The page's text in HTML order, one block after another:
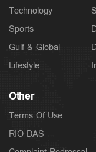
Technology
Sports
Gulf & Global
Lifestyle
Other
Terms Of Use
RIO DAS